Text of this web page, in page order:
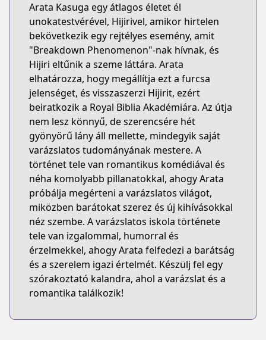
Arata Kasuga egy átlagos életet él
unokatestvérével, Hijirivel, amikor hirtelen
bekövetkezik egy rejtélyes esemény, amit
"Breakdown Phenomenon"-nak hívnak, és
Hijiri eltűnik a szeme láttára. Arata
elhatározza, hogy megállítja ezt a furcsa
jelenséget, és visszaszerzi Hijirit, ezért
beiratkozik a Royal Biblia Akadémiára. Az útja
nem lesz könnyű, de szerencsére hét
gyönyörű lány áll mellette, mindegyik saját
varázslatos tudományának mestere. A
történet tele van romantikus komédiával és
néha komolyabb pillanatokkal, ahogy Arata
próbálja megérteni a varázslatos világot,
miközben barátokat szerez és új kihívásokkal
néz szembe. A varázslatos iskola története
tele van izgalommal, humorral és
érzelmekkel, ahogy Arata felfedezi a barátság
és a szerelem igazi értelmét. Készülj fel egy
szórakoztató kalandra, ahol a varázslat és a
romantika találkozik!